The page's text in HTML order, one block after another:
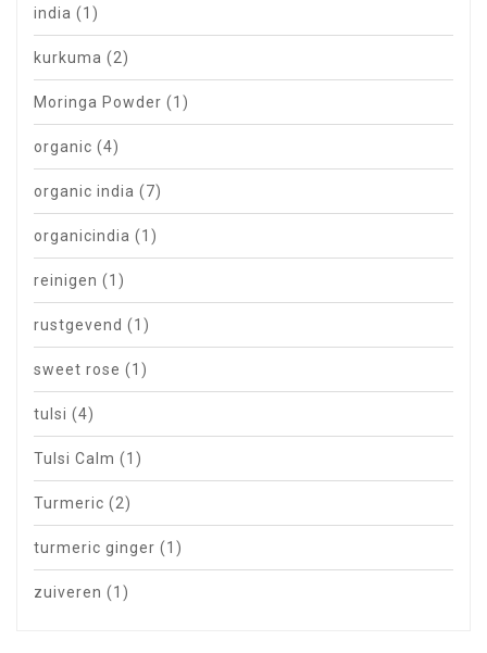
india (1)
kurkuma (2)
Moringa Powder (1)
organic (4)
organic india (7)
organicindia (1)
reinigen (1)
rustgevend (1)
sweet rose (1)
tulsi (4)
Tulsi Calm (1)
Turmeric (2)
turmeric ginger (1)
zuiveren (1)